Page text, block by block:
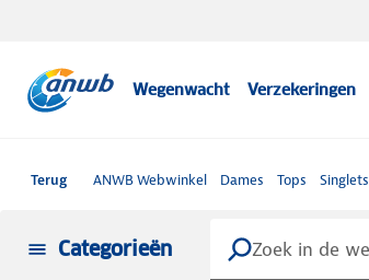
Wegenwacht Verzekeringen
Terug ANWB Webwinkel Dames Tops Singlets
Categorieën